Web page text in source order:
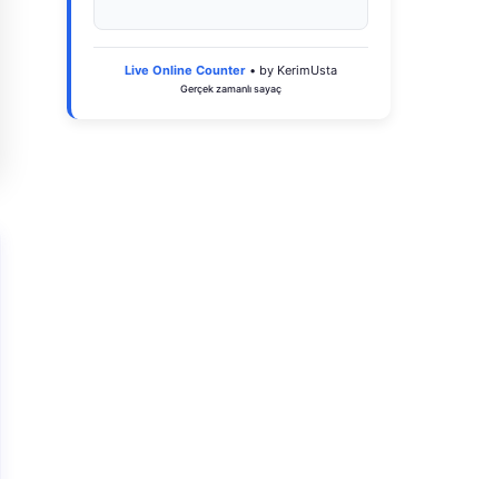
Live Online Counter • by KerimUsta
Gerçek zamanlı sayaç